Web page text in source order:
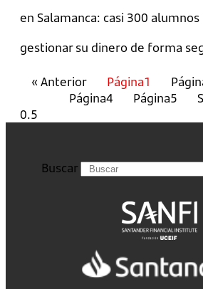
en Salamanca: casi 300
gestionar su dinero de forma
« Anterior Página1
Página4 Página5
Buscar